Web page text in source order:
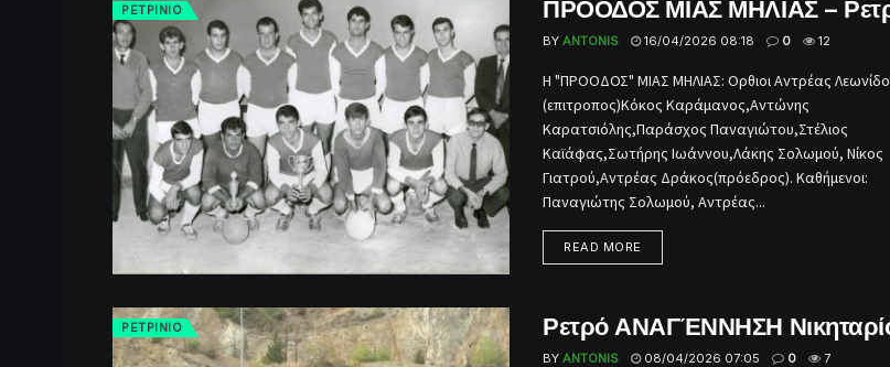
ΡΕΤΡINIO
BY ANTONIS 16/04/2026 08:18 0 12
Η "ΠΡΟΟΔΟΣ" ΜΙΑΣ ΜΗΛΙΑΣ: Ορθιοι Αντρέας
(επιτροπος)Κόκος Καράμανος,Αντώνης
Καρατσιόλης,Παράσχος Παναγιώτου,Στέλιος
Καϊάφας,Σωτήρης Ιωάννου,Λάκης Σολωμού, Νίκος
Γιατρού,Αντρέας Δράκος(πρόεδρος). Καθήμενοι:
Παναγιώτης Σολωμού, Αντρέας...
READ MORE
ΡΕΤΡINIO Ρετρό ΑΝΑΓΈΝΝΗΣΗ
BY ANTONIS 08/04/2026 07:05 0 7